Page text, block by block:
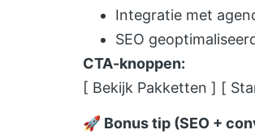
Integratie met
SEO
CTA-knoppen:
[ Bekijk Pakketten ] [
🚀 Bonus tip (SEO +